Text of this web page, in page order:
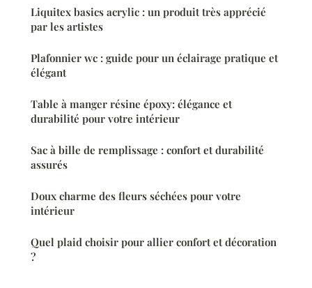
Liquitex basics acrylic : un produit très apprécié
par les artistes
Plafonnier wc : guide pour un éclairage pratique et
élégant
Table à manger résine époxy: élégance et
durabilité pour votre intérieur
Sac à bille de remplissage : confort et durabilité
assurés
Doux charme des fleurs séchées pour votre
intérieur
Quel plaid choisir pour allier confort et décoration
?